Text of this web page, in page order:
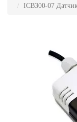
ICB300-07